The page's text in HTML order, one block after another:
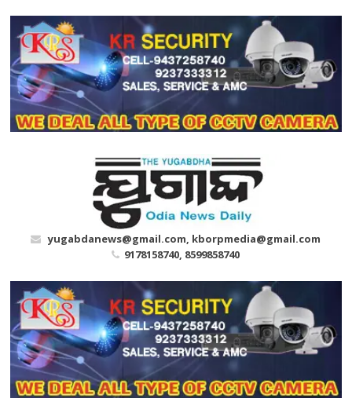
content
yugabdanews@gmail.com, kborpmedia@gmail.com
9178158740, 8599858740